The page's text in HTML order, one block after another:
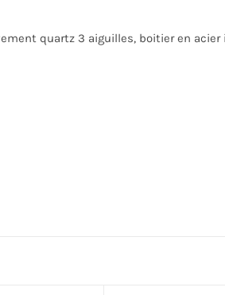
quartz 3 aiguilles, boitier en acier